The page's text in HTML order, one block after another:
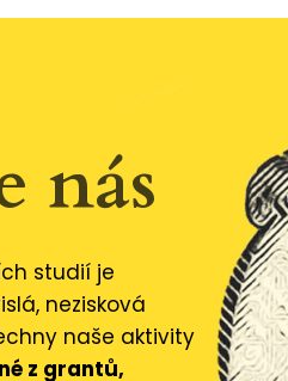
nás
studií je
nezisková
naše aktivity
z grantů,